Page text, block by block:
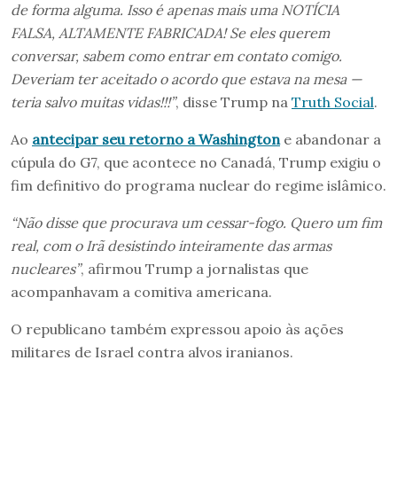
de forma alguma. Isso é apenas mais uma NOTÍCIA
FALSA, ALTAMENTE FABRICADA! Se eles querem
conversar, sabem como entrar em contato comigo.
Deveriam ter aceitado o acordo que estava na mesa —
teria salvo muitas vidas!!!”, disse Trump na Truth Social.
Ao antecipar seu retorno a Washingtone abandonar a
cúpula do G7, que acontece no Canadá, Trump exigiu o
fim definitivo do programa nuclear do regime islâmico.
“Não disse que procurava um cessar-fogo. Quero um fim
real, com o Irã desistindo inteiramente das armas
nucleares”, afirmou Trump a jornalistas que
acompanhavam a comitiva americana.
O republicano também expressou apoio às ações
militares de Israel contra alvos iranianos.